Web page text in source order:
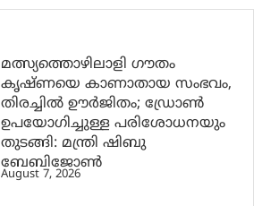
മത്സ്യത്തൊഴിലാളി ഗൗതം
കൃഷ്ണയെ കാണാതായ സംഭവം,
തിരച്ചിൽ ഊർജിതം; ഡ്രോണ്‍
ഉപയോഗിച്ചുള്ള പരിശോധനയും
തുടങ്ങി: മന്ത്രി ഷിബു
ബേബിജോണ്‍
August 7, 2026